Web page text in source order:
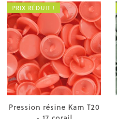
Pression résine Kam T20
PRIX RÉDUIT !